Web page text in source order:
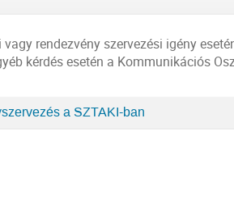
rendezvény szervezési igény
kérdés esetén a Kommunikációs
a SZTAKI-ban